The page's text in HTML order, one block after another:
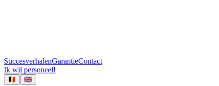
SuccesverhalenGarantieContact
Ik wil personeel!
🇧🇪 🇬🇧